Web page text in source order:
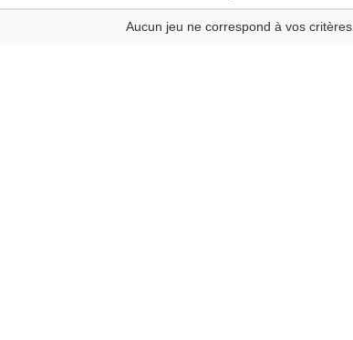
Aucun jeu ne correspond à vos critères.